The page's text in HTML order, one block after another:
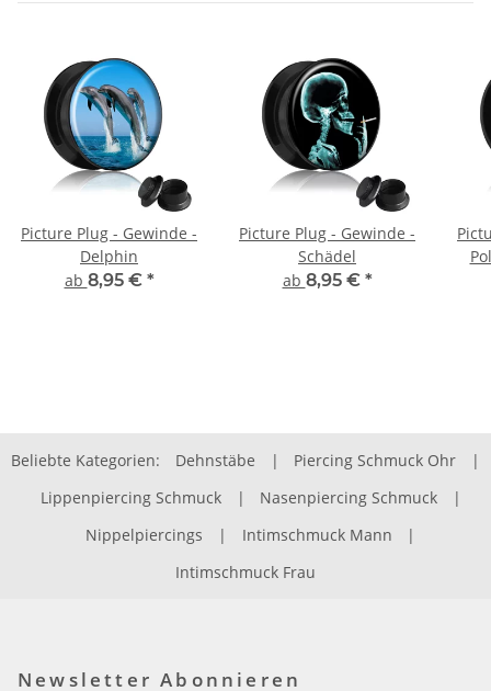
Picture Plug - Gewinde -
Delphin
ab 8,95 € *
Picture Plug - Gewinde -
Schädel
ab 8,95 € *
Beliebte Kategorien: Dehnstäbe | Piercing Schmuck Ohr
|
Lippenpiercing Schmuck
| Nasenpiercing Schmuck
|
Nippelpiercings
| Intimschmuck Mann
|
Intimschmuck Frau
Newsletter Abonnieren